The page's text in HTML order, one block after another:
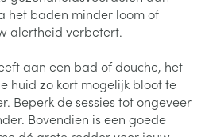
het baden minder loom of
alertheid verbetert.
aan een bad of douche, het
huid zo kort mogelijk bloot te
Beperk de sessies tot ongeveer
Bovendien is een goede